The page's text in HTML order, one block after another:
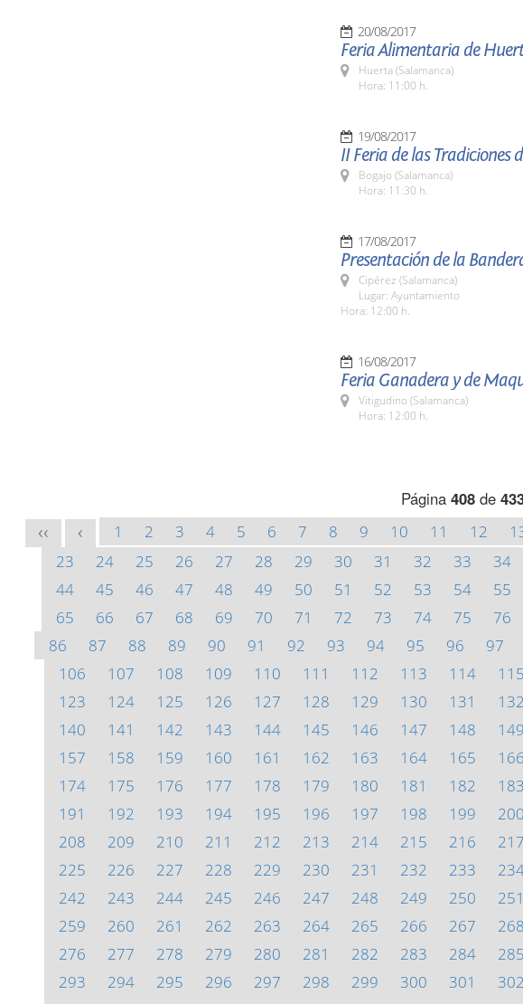
20/08/2017
Feria Alimentaria de
Huerta (Salamanca)
Hora: 11:00 h.
19/08/2017
II Feria de las Tradiciones
Bogajo (Salamanca)
Hora: 11:30 h.
17/08/2017
Presentación de la
Cipérez (Salamanca)
Lugar: Ayuntamiento
Hora: 12:00 h.
16/08/2017
Feria Ganadera y de
Vitigudino (Salamanca)
Hora: 12:00 h.
Página 408de
<< < 1 2 3 4 5 6 7 8 9 10 11 12
23
24 25 26 27 28 29 30 31 32 33 34
44
45 46 47 48 49 50 51 52 53 54 55
65
66 67 68 69 70 71 72 73 74 75 76
86
87 88 89 90 91 92 93 94 95 96 97
106
107 108 109 110 111 112 113 114 115
123
124 125 126 127 128 129 130 131 132
140
141 142 143 144 145 146 147 148 149
157
158 159 160 161 162 163 164 165 166
174
175 176 177 178 179 180 181 182 183
191
192 193 194 195 196 197 198 199 200
208
209 210 211 212 213 214 215 216 217
225
226 227 228 229 230 231 232 233
242
243 244 245 246 247 248 249 250 251
259
260 261 262 263 264 265 266 267 268
276
277 278 279 280 281 282 283 284 285
293
294 295 296 297 298 299 300 301 302